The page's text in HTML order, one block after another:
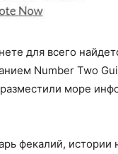
для всего
Number Two
море
фекалий,